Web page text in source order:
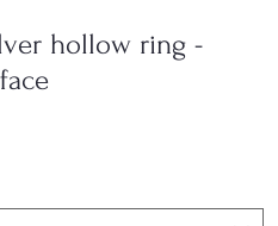
hollow ring -